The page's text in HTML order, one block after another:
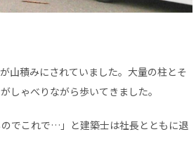
山積みにされていました。大量の柱とそ
しゃべりながら歩いてきました。
でこれで…」と建築士は社長とともに退